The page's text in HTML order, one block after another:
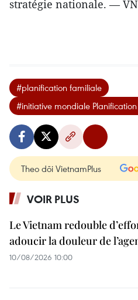
stratégie nationale. —
#planification familiale
#initiative mondiale
Theo dõi VietnamPlus
VOIR PLUS
Le Vietnam redouble
adoucir la douleur de
10/08/2026 10:00